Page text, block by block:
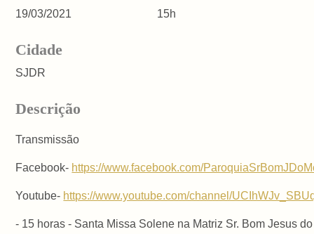
19/03/2021 15h
Cidade
SJDR
Descrição
Transmissão
Facebook- https://www.facebook.com/
Youtube- https://www.youtube.com/channel/
- 15 horas - Santa Missa Solene na Matriz Sr. Bom Jesus